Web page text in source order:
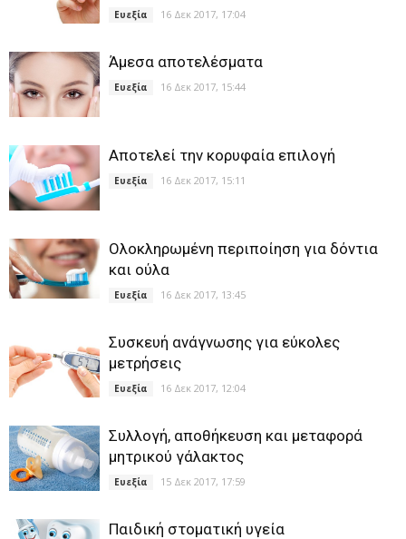
Ευεξία 16 Δεκ 2017, 17:04
Άμεσα αποτελέσματα
Ευεξία 16 Δεκ 2017, 15:44
Αποτελεί την κορυφαία επιλογή
Ευεξία 16 Δεκ 2017, 15:11
Ολοκληρωμένη περιποίηση για δόντια
και ούλα
Ευεξία 16 Δεκ 2017, 13:45
Συσκευή ανάγνωσης για εύκολες
μετρήσεις
Ευεξία 16 Δεκ 2017, 12:04
Συλλογή, αποθήκευση και μεταφορά
μητρικού γάλακτος
Ευεξία 15 Δεκ 2017, 17:59
Παιδική στοματική υγεία